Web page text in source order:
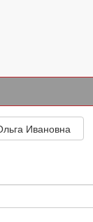
Ивановна